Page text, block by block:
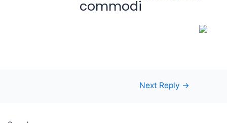
commodi
Next Reply →